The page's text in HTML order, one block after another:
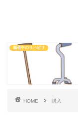
脳卒中のリハビリ
HOME 購入